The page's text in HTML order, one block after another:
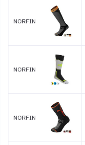
NORFIN
NORFIN
NORFIN